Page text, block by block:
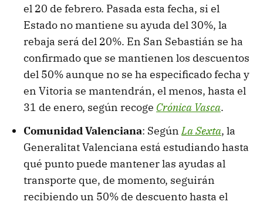
el 20 de febrero. Pasada esta fecha, si el
Estado no mantiene su ayuda del 30%, la
rebaja será del 20%. En San Sebastián se ha
confirmado que se mantienen los descuentos
del 50% aunque no se ha especificado fecha y
en Vitoria se mantendrán, el menos, hasta el
31 de enero, según recoge Crónica Vasca.
Comunidad Valenciana: SegúnLa Sexta, la
Generalitat Valenciana está estudiando hasta
qué punto puede mantener las ayudas al
transporte que, de momento, seguirán
recibiendo un 50% de descuento hasta el